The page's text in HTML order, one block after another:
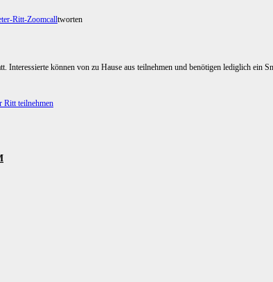
tworten
Interessierte können von zu Hause aus teilnehmen und benötigen lediglich ein
Ritt teilnehmen